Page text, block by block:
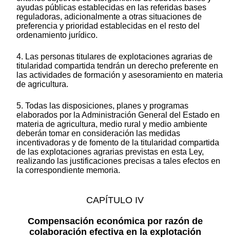
ayudas públicas establecidas en las referidas bases
reguladoras, adicionalmente a otras situaciones de
preferencia y prioridad establecidas en el resto del
ordenamiento jurídico.
4. Las personas titulares de explotaciones agrarias de
titularidad compartida tendrán un derecho preferente en
las actividades de formación y asesoramiento en materia
de agricultura.
5. Todas las disposiciones, planes y programas
elaborados por la Administración General del Estado en
materia de agricultura, medio rural y medio ambiente
deberán tomar en consideración las medidas
incentivadoras y de fomento de la titularidad compartida
de las explotaciones agrarias previstas en esta Ley,
realizando las justificaciones precisas a tales efectos en
la correspondiente memoria.
CAPÍTULO IV
Compensación económica por razón de
colaboración efectiva en la explotación